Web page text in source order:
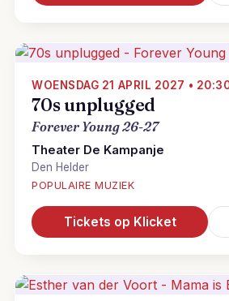
WOENSDAG 21 APRIL 2027 •
70s unplugged
Forever Young 26-27
Theater De Kampanje
Den Helder
POPULAIRE MUZIEK
Tickets op Klicket